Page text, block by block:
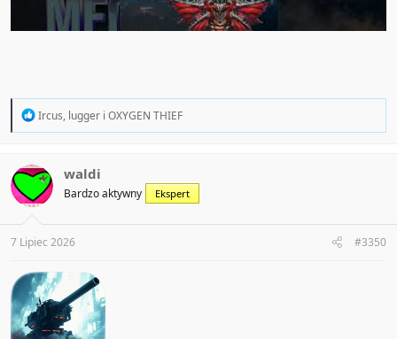
R
t
i
o
s
:
Ircus, lugger i OXYGEN THIEF
waldi
Bardzo aktywny Ekspert
7 Lipiec 2026 #3350